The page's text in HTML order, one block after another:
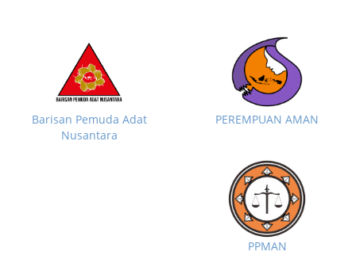
Barisan Pemuda Adat
Nusantara
PEREMPUAN AMAN
PPMAN